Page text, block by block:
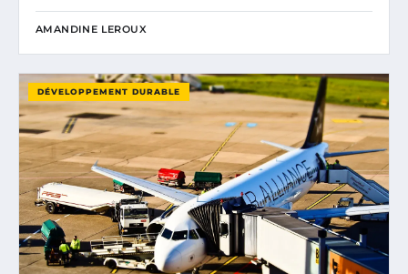
AMANDINE LEROUX
DÉVELOPPEMENT DURABLE